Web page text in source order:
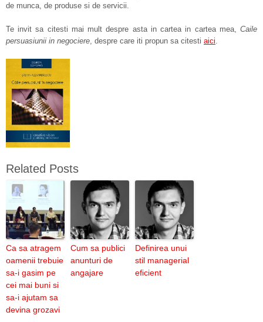
de munca, de produse si de servicii.
Te invit sa citesti mai mult despre asta in cartea in cartea mea, Caile
persuasiunii in negociere , despre care iti propun sa citesti aici
Related Posts
Ca sa atragem
oamenii trebuie
sa-i gasim pe
cei mai buni si
sa-i ajutam sa
devina grozavi
Cum sa publici
anunturi de
angajare
Definirea unui
stil managerial
eficient